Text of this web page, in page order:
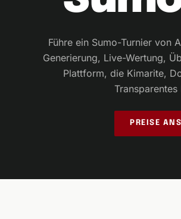
Führe ein Sumo-Turnier von
Generierung, Live-Wertung,
Plattform, die Kimarite,
PREISE